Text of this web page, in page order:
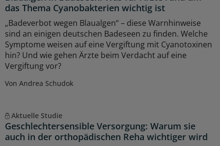
das Thema Cyanobakterien wichtig ist
„Badeverbot wegen Blaualgen“ – diese Warnhinweise
sind an einigen deutschen Badeseen zu finden. Welche
Symptome weisen auf eine Vergiftung mit Cyanotoxinen
hin? Und wie gehen Ärzte beim Verdacht auf eine
Vergiftung vor?
Von Andrea Schudok
Aktuelle Studie
Geschlechtersensible Versorgung: Warum sie
auch in der orthopädischen Reha wichtiger wird